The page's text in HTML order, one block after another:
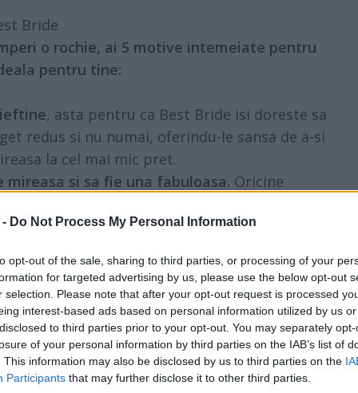
- Do Not Process My Personal Information
opt-out of the sale, sharing to third parties, or processing of your
for targeted advertising by us, please use the below opt-out
selection. Please note that after your opt-out request is processed
interest-based ads based on personal information utilized by us
to third parties prior to your opt-out. You may separately
of your personal information by third parties on the IAB’s list of
This information may also be disclosed by us to third parties on the
Participants that may further disclose it to other third parties.
Bride
o rochie, ai 5 motive intemeiate pentru
pentru tine:
, asta pentru ca Best Bride isi doreste sa
redus si nu numai, oferindu-le sansa de a-si
la cel mai mic pret.
mireasa si sa fie una fabuloasa. Oricine
mult dorita, din material scump, bine
frumoasa mireasa. Best Bride iti ofera sansa
a-ti mai face probleme la gandul ca nu ai
ca bugetul nu-ti permite s-o cumperi.
posibilitatea de a-ti "retusa" rochia de
tale. Ti-ai gasit modelul potrivit, insa ai
sistem de prindere al trenei sau va trebui
vei gasi in timp util un croitor bun pentru
modificari ale rochiei tale de mireasa.